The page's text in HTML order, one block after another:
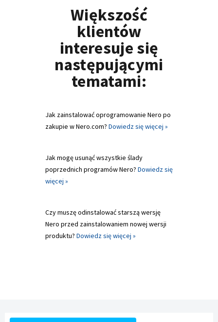
Większość
klientów
interesuje się
następującymi
tematami:
Jak zainstalować oprogramowanie Nero po
zakupie w Nero.com? Dowiedz się więcej »
Jak mogę usunąć wszystkie ślady
poprzednich programów Nero? Dowiedz się
więcej »
Czy muszę odinstalować starszą wersję
Nero przed zainstalowaniem nowej wersji
produktu? Dowiedz się więcej »